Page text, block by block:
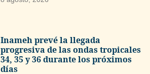
Inameh prevé la llegada
progresiva de las ondas tropicales
34, 35 y 36 durante los próximos
días